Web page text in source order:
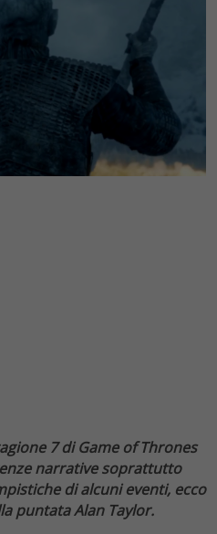
7 di Game of Thrones
narrative soprattutto
di alcuni eventi, ecco
puntata Alan Taylor.